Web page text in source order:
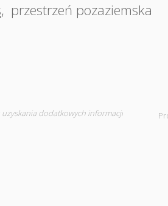
, przestrzeń pozaziemska
dodatkowych informacji